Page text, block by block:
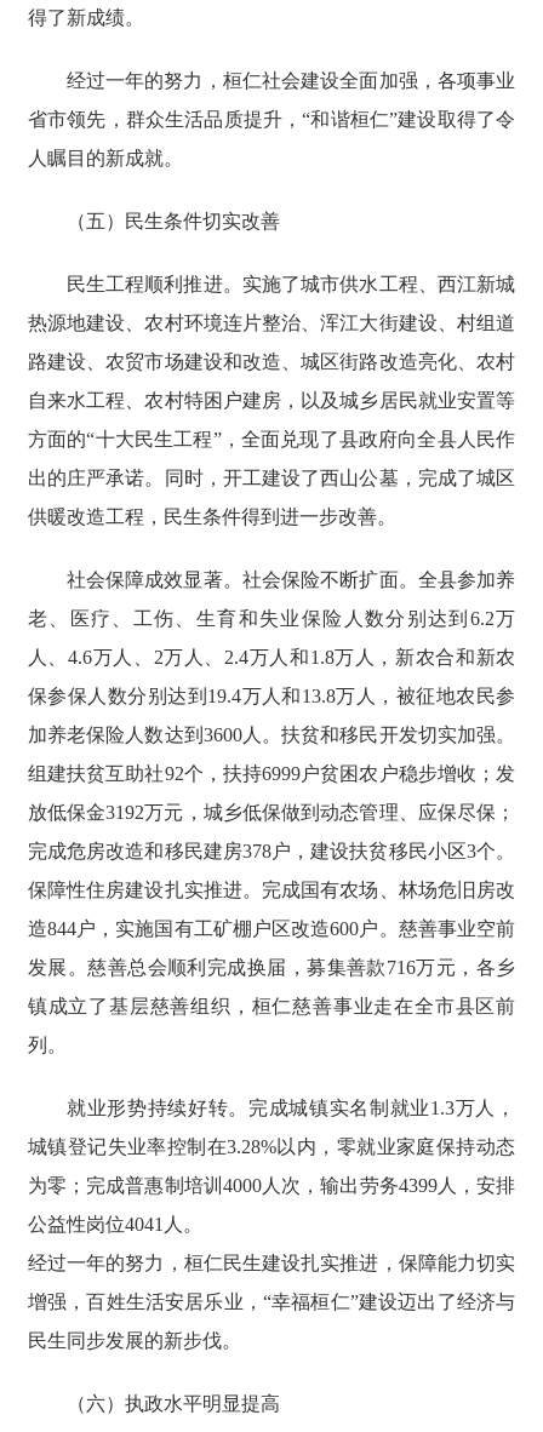
得了新成绩。
经过一年的努力，桓仁社会建设全面加强，各项事业
省市领先，群众生活品质提升，“和谐桓仁”建设取得了令
人瞩目的新成就。
（五）民生条件切实改善
民生工程顺利推进。实施了城市供水工程、西江新城
热源地建设、农村环境连片整治、浑江大街建设、村组道
路建设、农贸市场建设和改造、城区街路改造亮化、农村
自来水工程、农村特困户建房，以及城乡居民就业安置等
方面的“十大民生工程”，全面兑现了县政府向全县人民作
出的庄严承诺。同时，开工建设了西山公墓，完成了城区
供暖改造工程，民生条件得到进一步改善。
社会保障成效显著。社会保险不断扩面。全县参加养
老、医疗、工伤、生育和失业保险人数分别达到6.2万
人、4.6万人、2万人、2.4万人和1.8万人，新农合和新农
保参保人数分别达到19.4万人和13.8万人，被征地农民参
加养老保险人数达到3600人。扶贫和移民开发切实加强。
组建扶贫互助社92个，扶持6999户贫困农户稳步增收；发
放低保金3192万元，城乡低保做到动态管理、应保尽保；
完成危房改造和移民建房378户，建设扶贫移民小区3个。
保障性住房建设扎实推进。完成国有农场、林场危旧房改
造844户，实施国有工矿棚户区改造600户。慈善事业空前
发展。慈善总会顺利完成换届，募集善款716万元，各乡
镇成立了基层慈善组织，桓仁慈善事业走在全市县区前
列。
就业形势持续好转。完成城镇实名制就业1.3万人，
城镇登记失业率控制在3.28%以内，零就业家庭保持动态
为零；完成普惠制培训4000人次，输出劳务4399人，安排
公益性岗位4041人。
经过一年的努力，桓仁民生建设扎实推进，保障能力切实
增强，百姓生活安居乐业，“幸福桓仁”建设迈出了经济与
民生同步发展的新步伐。
（六）执政水平明显提高